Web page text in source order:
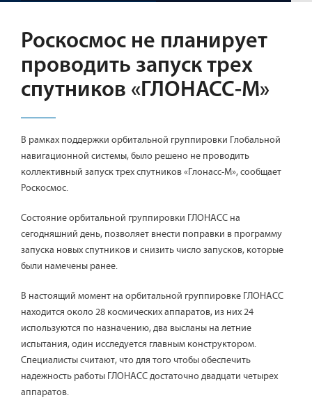
Роскосмос не планирует
проводить запуск трех
спутников «ГЛОНАСС-М»
В рамках поддержки орбитальной группировки Глобальной
навигационной системы, было решено не проводить
коллективный запуск трех спутников «Глонасс-М», сообщает
Роскосмос.
Состояние орбитальной группировки ГЛОНАСС на
сегодняшний день, позволяет внести поправки в программу
запуска новых спутников и снизить число запусков, которые
были намечены ранее.
В настоящий момент на орбитальной группировке ГЛОНАСС
находится около 28 космических аппаратов, из них 24
используются по назначению, два высланы на летние
испытания, один исследуется главным конструктором.
Специалисты считают, что для того чтобы обеспечить
надежность работы ГЛОНАСС достаточно двадцати четырех
аппаратов.